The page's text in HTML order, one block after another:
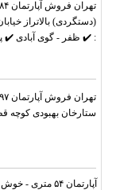
(دستگردی) بالاتراز
: ✔️ ظفر - گوی آبادی ✔️
ستارخان بهبودی کوچه
آپارتمان ۵۴ متری - خوش - هاشمی